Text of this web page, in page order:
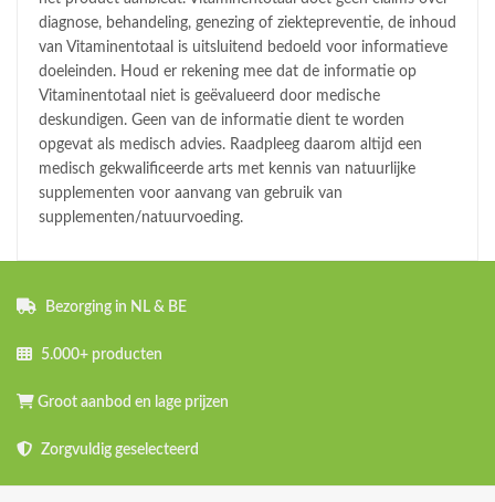
diagnose, behandeling, genezing of ziektepreventie, de inhoud
van Vitaminentotaal is uitsluitend bedoeld voor informatieve
doeleinden. Houd er rekening mee dat de informatie op
Vitaminentotaal niet is geëvalueerd door medische
deskundigen. Geen van de informatie dient te worden
opgevat als medisch advies. Raadpleeg daarom altijd een
medisch gekwalificeerde arts met kennis van natuurlijke
supplementen voor aanvang van gebruik van
supplementen/natuurvoeding.
Bezorging in NL & BE
5.000+ producten
Groot aanbod en lage prijzen
Zorgvuldig geselecteerd